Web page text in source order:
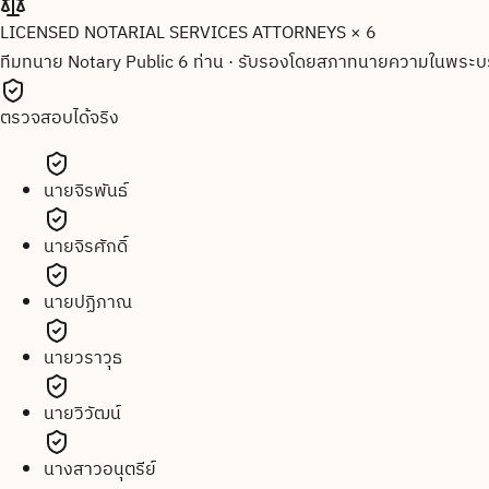
LICENSED NOTARIAL SERVICES ATTORNEYS × 6
ทีมทนาย Notary Public 6 ท่าน· รับรองโดยสภาทนายความในพระ
ตรวจสอบได้จริง
นายจิรพันธ์
นายจิรศักดิ์
นายปฏิภาณ
นายวราวุธ
นายวิวัฒน์
นางสาวอนุตรีย์